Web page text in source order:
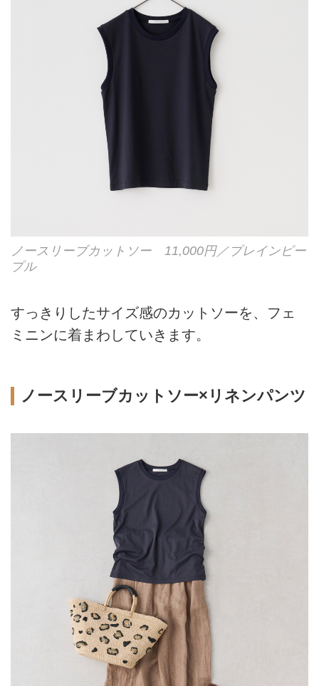
ノースリーブカットソー 11,000円／プレインピー
プル
すっきりしたサイズ感のカットソーを、フェ
ミニンに着まわしていきます。
ノースリーブカットソー×リネンパンツ